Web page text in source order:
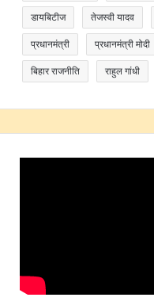
डायबिटीज तेजस्वी यादव
प्रधानमंत्री प्रधानमंत्री मोदी
बिहार राजनीति राहुल गांधी